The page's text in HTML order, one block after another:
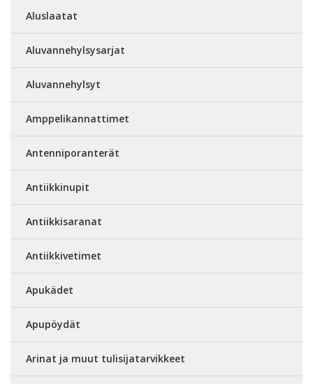
Aluslaatat
Aluvannehylsysarjat
Aluvannehylsyt
Amppelikannattimet
Antenniporanterät
Antiikkinupit
Antiikkisaranat
Antiikkivetimet
Apukädet
Apupöydät
Arinat ja muut tulisijatarvikkeet